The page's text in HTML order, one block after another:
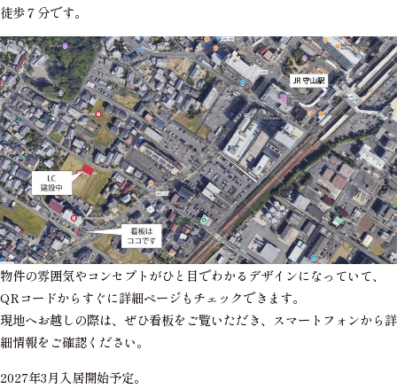
徒歩７分です。
物件の雰囲気やコンセプトがひと目でわかるデザインになっていて、
QRコードからすぐに詳細ページもチェックできます。
現地へお越しの際は、ぜひ看板をご覧いただき、スマートフォンから詳
細情報をご確認ください。
2027年3月入居開始予定。